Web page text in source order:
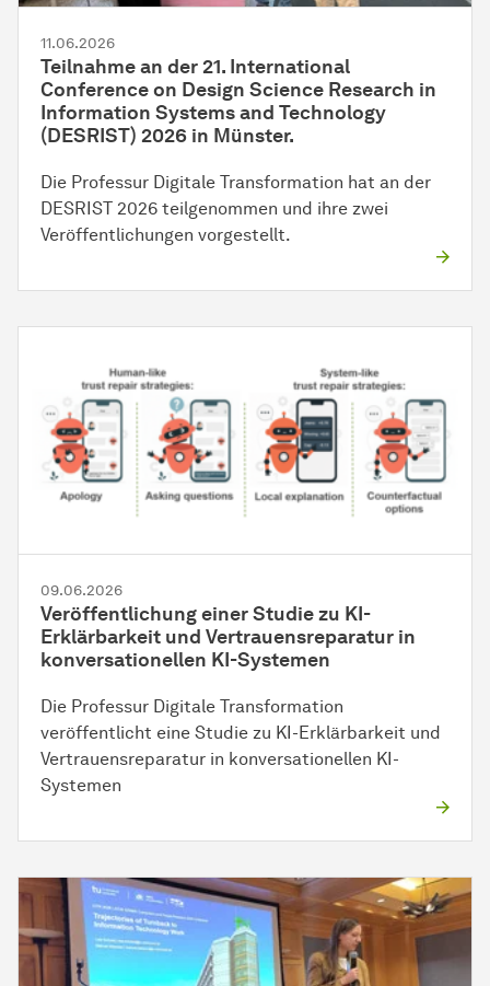
11.06.2026
Teilnahme an der 21. International
Conference on Design Science Research in
Information Systems and Technology
(DESRIST) 2026 in Münster.
Die Professur Digitale Transformation hat an der
DESRIST 2026 teilgenommen und ihre zwei
Veröffentlichungen vorgestellt.
09.06.2026
Veröffentlichung einer Studie zu KI-
Erklärbarkeit und Vertrauensreparatur in
konversationellen KI-Systemen
Die Professur Digitale Transformation
veröffentlicht eine Studie zu KI-Erklärbarkeit und
Vertrauensreparatur in konversationellen KI-
Systemen